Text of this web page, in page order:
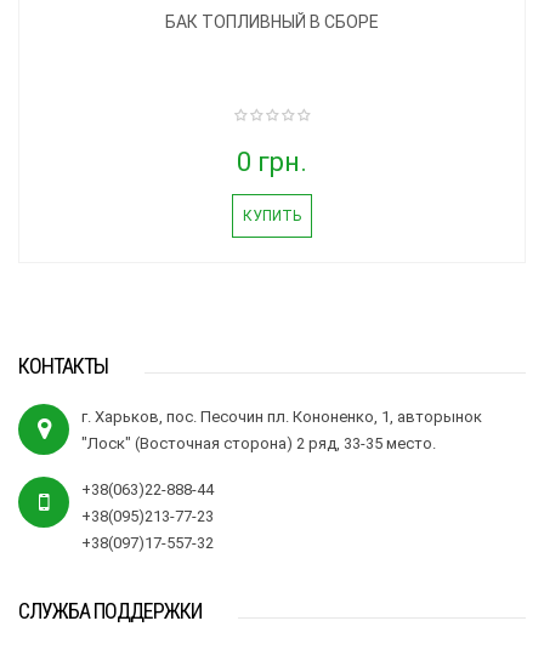
БАК ТОПЛИВНЫЙ В СБОРЕ
0 грн.
КУПИТЬ
КОНТАКТЫ
г. Харьков, пос. Песочин пл. Кононенко, 1, авторынок
"Лоск" (Восточная сторона) 2 ряд, 33-35 место.
+38(063)22-888-44
+38(095)213-77-23
+38(097)17-557-32
СЛУЖБА ПОДДЕРЖКИ